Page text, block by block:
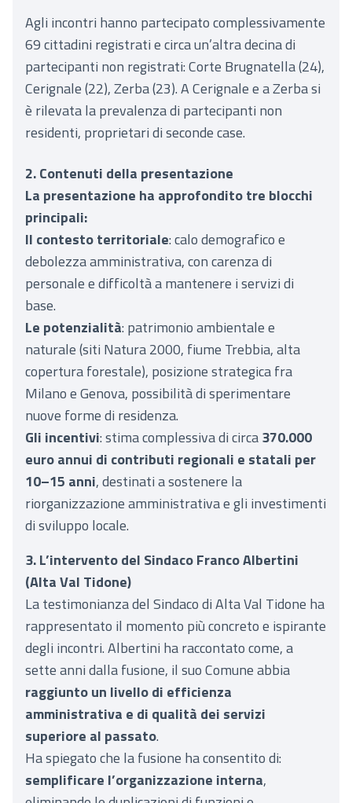
Agli incontri hanno partecipato complessivamente
69 cittadini registrati e circa un’altra decina di
partecipanti non registrati: Corte Brugnatella (24),
Cerignale (22), Zerba (23). A Cerignale e a Zerba si
è rilevata la prevalenza di partecipanti non
residenti, proprietari di seconde case.
2. Contenuti della presentazione
La presentazione ha approfondito tre blocchi
principali:
Il contesto territoriale: calo demografico e
debolezza amministrativa, con carenza di
personale e difficoltà a mantenere i servizi di
base.
Le potenzialità: patrimonio ambientale e
naturale (siti Natura 2000, fiume Trebbia, alta
copertura forestale), posizione strategica fra
Milano e Genova, possibilità di sperimentare
nuove forme di residenza.
Gli incentivi: stima complessiva di circa370.000
euro annui di contributi regionali e statali per
10–15 anni, destinati a sostenere la
riorganizzazione amministrativa e gli investimenti
di sviluppo locale.
3. L’intervento del Sindaco Franco Albertini
(Alta Val Tidone)
La testimonianza del Sindaco di Alta Val Tidone ha
rappresentato il momento più concreto e ispirante
degli incontri. Albertini ha raccontato come, a
sette anni dalla fusione, il suo Comune abbia
raggiunto un livello di efficienza
amministrativa e di qualità dei servizi
superiore al passato.
Ha spiegato che la fusione ha consentito di:
semplificare l’organizzazione interna,